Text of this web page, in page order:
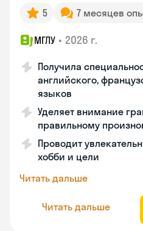
5 7 месяцев
МГЛУ • 2026 г.
Получила
английского,
языков
Уделяет внимание
правильному
Проводит
хобби и цели
Читать дальше
Читать дальше